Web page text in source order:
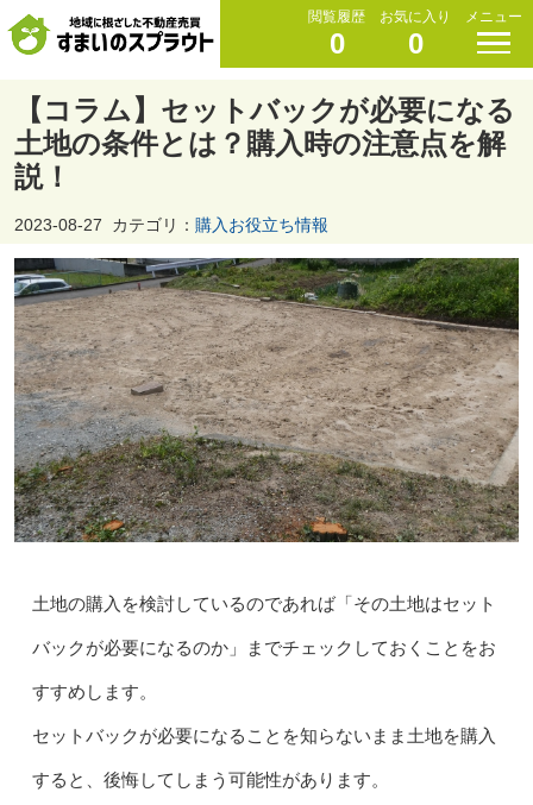
閲覧履歴
0
お気に入り
0
メニュー
【コラム】セットバックが必要になる
土地の条件とは？購入時の注意点を解
説！
2023-08-27 カテゴリ： 購入お役立ち情報
土地の購入を検討しているのであれば「その土地はセット
バックが必要になるのか」までチェックしておくことをお
すすめします。
セットバックが必要になることを知らないまま土地を購入
すると、後悔してしまう可能性があります。